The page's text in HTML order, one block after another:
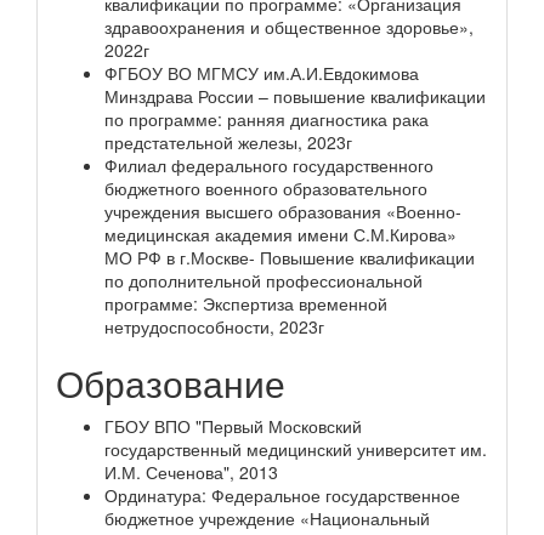
здравоохранения и общественное здоровье»,
2022г
ФГБОУ ВО МГМСУ им.А.И.Евдокимова
Минздрава России – повышение квалификации
по программе: ранняя диагностика рака
предстательной железы, 2023г
Филиал федерального государственного
бюджетного военного образовательного
учреждения высшего образования «Военно-
медицинская академия имени С.М.Кирова»
МО РФ в г.Москве- Повышение квалификации
по дополнительной профессиональной
программе: Экспертиза временной
нетрудоспособности, 2023г
Образование
ГБОУ ВПО "Первый Московский
государственный медицинский университет им.
И.М. Сеченова", 2013
Ординатура: Федеральное государственное
бюджетное учреждение «Национальный